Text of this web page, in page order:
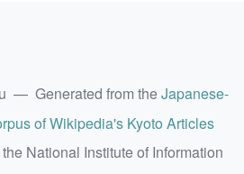
— Generated from theJapanese-
of Wikipedia's Kyoto Articles
National Institute of Information